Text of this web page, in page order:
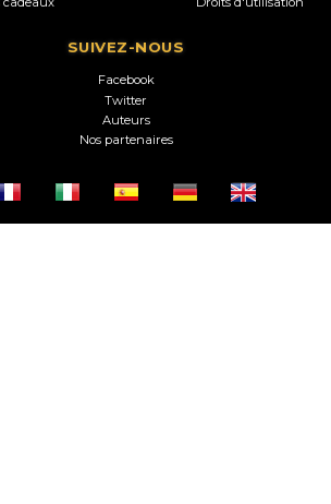
SUIVEZ-NOUS
Facebook
Twitter
Auteurs
Nos partenaires